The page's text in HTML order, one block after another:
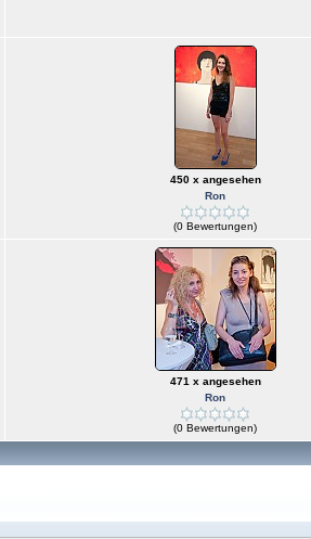
450 x angesehen
Ron
(0 Bewertungen)
471 x angesehen
Ron
(0 Bewertungen)